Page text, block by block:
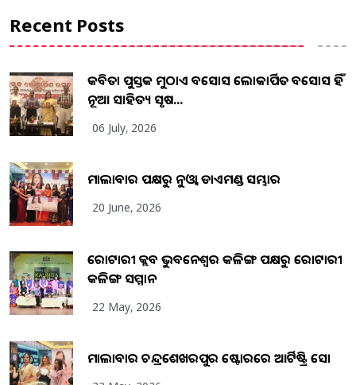
Recent Posts
କବିତା ପୁସ୍ତକ ମୁଠାଏ ଅବସୋସ ଲୋକାର୍ପିତ ଅବସୋସ ହିଁ
ନୂଆ ସାହିତ୍ୟ ସୃଷ...
06 July, 2026
ମାଲାବାର ପକ୍ଷରୁ ନୁଓ୍ବା ଡାଏମଣ୍ଡ ସମ୍ଭାର
20 June, 2026
ରୋଟାରୀ କ୍ଲବ ଭୁବନେଶ୍ୱର କଳିଙ୍ଗ ପକ୍ଷରୁ ରୋଟାରୀ
କଳିଙ୍ଗ ସମ୍ମାନ
22 May, 2026
ମାଲାବାର ଚନ୍ଦ୍ରଶେଖରପୁର ଷ୍ଟୋରରେ ଆର୍ଟିଷ୍ଟ୍ରି ସୋ